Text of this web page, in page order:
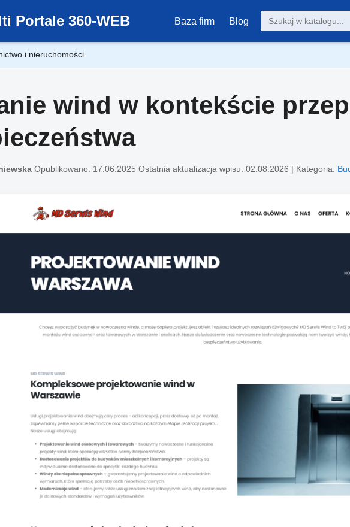
Portale 360-WEB Baza firm Blog
i nieruchomości
wind w kontekście
Opublikowano: 17.06.2025 Ostatnia aktualizacja wpisu: 02.08.2026 | Kategoria: